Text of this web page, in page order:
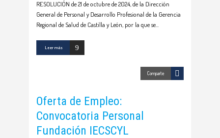
RESOLUCIÓN de 21 de octubre de 2024, de la Dirección
General de Personal y Desarrollo Profesional de la Gerencia
Regional de Salud de Castilla y León, por la que se
Leer más
Comparte
Oferta de Empleo:
Convocatoria Personal
Fundación IECSCYL